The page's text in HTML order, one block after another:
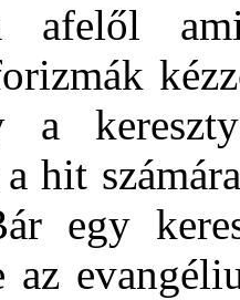
afelől
a
hit
egy
az